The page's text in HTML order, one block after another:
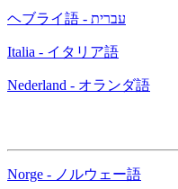
ヘブライ語 - עברית
Italia - イタリア語
Nederland - オランダ語
Norge - ノルウェー語